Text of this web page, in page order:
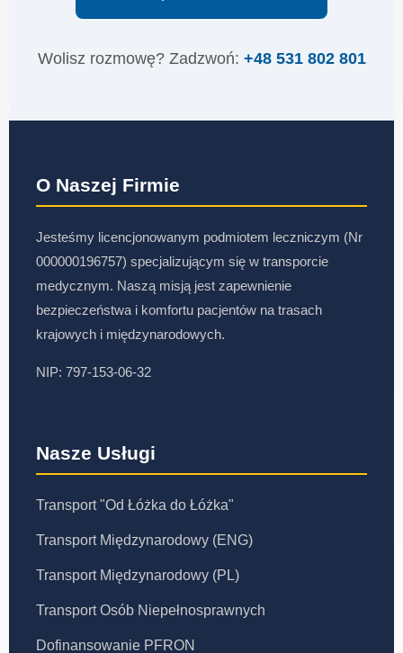
Wolisz rozmowę? Zadzwoń: +48 531 802 801
O Naszej Firmie
Jesteśmy licencjonowanym podmiotem leczniczym (Nr
000000196757) specjalizującym się w transporcie
medycznym. Naszą misją jest zapewnienie
bezpieczeństwa i komfortu pacjentów na trasach
krajowych i międzynarodowych.
NIP: 797-153-06-32
Nasze Usługi
Transport "Od Łóżka do Łóżka"
Transport Międzynarodowy (ENG)
Transport Międzynarodowy (PL)
Transport Osób Niepełnosprawnych
Dofinansowanie PFRON